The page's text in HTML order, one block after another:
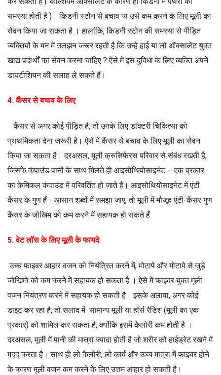
समस्या होती है )। किडनी स्टोन से बचाव या उसे कम करने के लिए मूली का
सेवन किया जा सकता है । हालांकि, किडनी स्टोन की समस्या से पीड़ित
व्यक्तियों के मन में उलझन जरूर रहती है कि उन्हें हाई या लो ऑक्सालेट युक्त
खाद्य पदार्थों का सेवन करना चाहिए ? ऐसे में इस दुविधा के लिए व्यक्ति अपने
डायटीशियन की सलाह ले सकते हैं।
4. कैंसर से बचाव के लिए
कैंसर से अगर कोई पीड़ित है, तो उनके लिए डॉक्टरी चिकित्सा को
प्राथमिकता देना जरूरी है। ऐसे में कैंसर से बचाव के लिए मूली का सेवन
किया जा सकता है। दरअसल, मूली क्रुसिफेरस परिवार से संबंध रखती है,
जिसके कंपाउंड पानी के साथ मिलते ही आइसोथियोसाइनेट – एक प्रकार
का केमिकल कंपाउंड में परिवर्तित हो जाते हैं। आइसोथियोसाइनेट में एंटी
कैंसर के गुण हैं। आसान शब्दों में समझा जाए, तो मूली में मौजूद एंटी-कैंसर गुण
कैंसर के जोखिम को कम करने में सहायक हो सकते हैं
5. वेट लॉस के लिए मूली के फायदे
उच्च फाइबर आहार वजन को नियंत्रित करने में, मोटापे और मोटापे से जुड़े
जोखिमों को कम करने में सहायक हो सकता है । ऐसे में फाइबर युक्त मूली
वजन नियंत्रण करने में सहायक हो सकती है। इसके अलावा, अगर कोई
डाइट कर रहा है, तो सलाद में सामान्य मूली या हॉर्स रैडिश (मूली का एक
प्रकार) को शामिल कर सकता है, क्योंकि इसमें कैलोरी कम होती है ।
दरअसल, मूली में पानी की मात्रा ज्यादा होती है जो शरीर को हाईड्रेट रखने में
मदद करता है। साथ ही लो कैलोरी, लो कार्ब और उच्च मात्रा में फाइबर होने
के कारण मूली वजन कम करने के लिए उत्तम आहार हो सकती है।